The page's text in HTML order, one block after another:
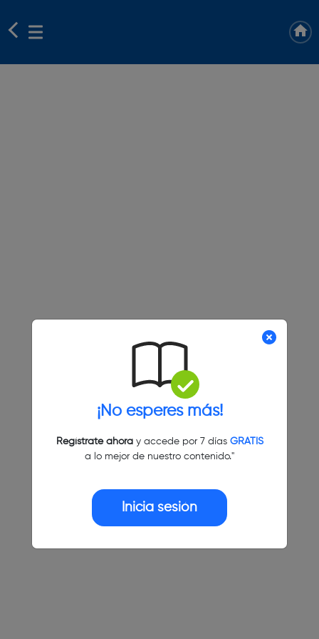
¡No esperes más!
Regístrate ahoray accede por 7 días GRATIS
a lo mejor de nuestro contenido."
Inicia sesión